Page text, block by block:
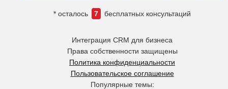
* осталось 7 бесплатных консультаций
Интеграция CRM для бизнеса
Права собственности защищены
Политика конфиденциальности
Пользовательское соглашение
Популярные темы: